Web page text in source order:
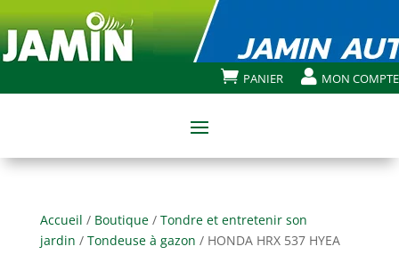
 PANIER  MON COMPTE
Accueil / Boutique/ Tondre et entretenir son
jardin / Tondeuse à gazon / HONDA HRX 537 HYEA